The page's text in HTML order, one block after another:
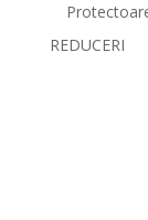
REDUCERI